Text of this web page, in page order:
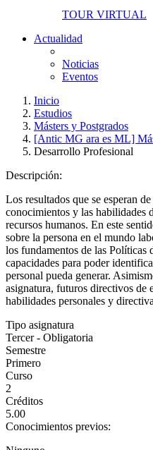
TOUR VIRTUAL
Actualidad
Noticias
Eventos
Inicio
Estudios
Másters y Postgrados
[Antic MG ara es ML]
Desarrollo Profesional
Descripción:
Los resultados que se esperan
conocimientos y las habilidades
recursos humanos. En este
sobre la persona en el mundo
los fundamentos de las
capacidades para poder
personal pueda generar.
asignatura, futuros directivos de
habilidades personales y
Tipo asignatura
Tercer - Obligatoria
Semestre
Primero
Curso
2
Créditos
5.00
Conocimientos previos: